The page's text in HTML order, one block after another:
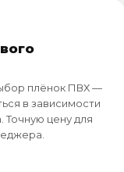
плёнок ПВХ —
в зависимости
Точную цену для